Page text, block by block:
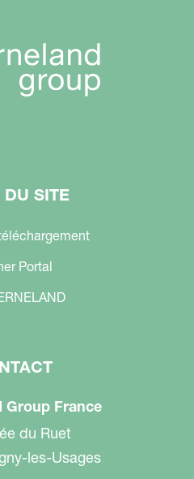
DU SITE
Portal
Group France
du Ruet
les-Usages